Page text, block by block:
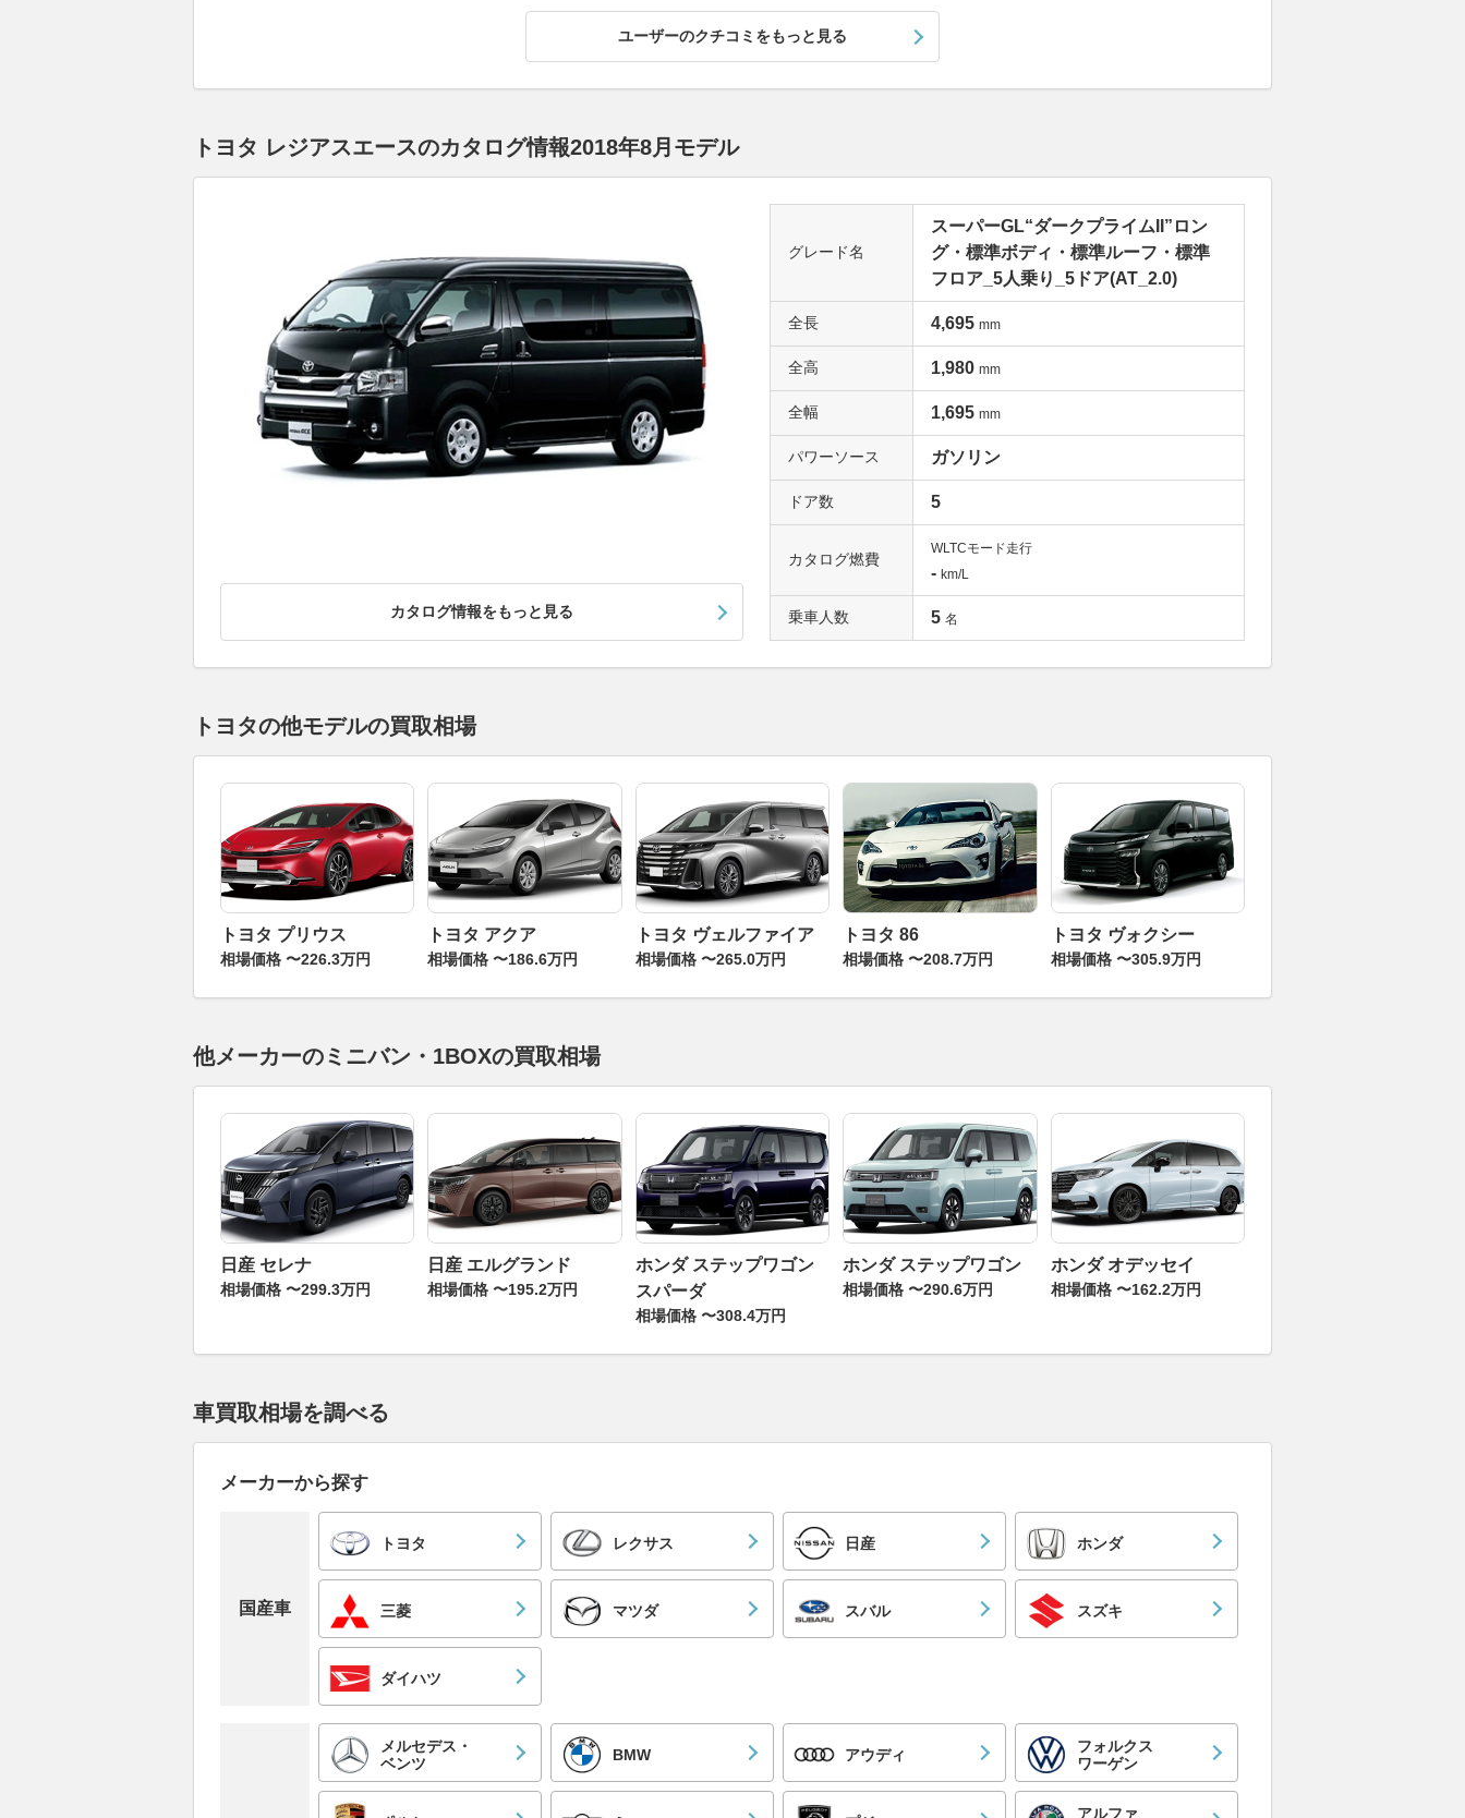
ユーザーのクチコミをもっと見る
トヨタ レジアスエースのカタログ情報2018年8月モデル
カタログ情報をもっと見る
グレード名
スーパーGL“ダークプライムII”ロン
グ・標準ボディ・標準ルーフ・標準
フロア_5人乗り_5ドア(AT_2.0)
全長 4,695 mm
全高 1,980 mm
全幅 1,695 mm
パワーソース ガソリン
ドア数 5
カタログ燃費
WLTCモード走行
- km/L
乗車人数 5 名
トヨタの他モデルの買取相場
トヨタ プリウス
相場価格 〜226.3万円
トヨタ アクア
相場価格 〜186.6万円
トヨタ ヴェルファイア
相場価格 〜265.0万円
トヨタ 86
相場価格 〜208.7万円
トヨタ ヴォクシー
相場価格 〜305.9万円
他メーカーのミニバン・1BOXの買取相場
日産 セレナ
相場価格 〜299.3万円
日産 エルグランド
相場価格 〜195.2万円
ホンダ ステップワゴン
スパーダ
相場価格 〜308.4万円
ホンダ ステップワゴン
相場価格 〜290.6万円
ホンダ オデッセイ
相場価格 〜162.2万円
車買取相場を調べる
メーカーから探す
国産車
トヨタ レクサス 日産 ホンダ
三菱 マツダ スバル スズキ
ダイハツ
メルセデス・
ベンツ
BMW アウディ
フォルクス
ワーゲン
アルファ